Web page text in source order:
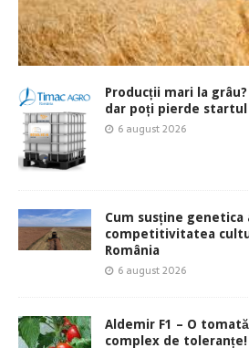
Producții mari la
dar poți pierde
6 august 2026
Cum susține genetica
competitivitatea
România
6 august 2026
Aldemir F1 – O
complex de toleranțe!